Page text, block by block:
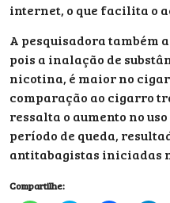
internet, o que facilita o
A pesquisadora também
pois a inalação de
nicotina, é maior no
comparação ao cigarro
ressalta o aumento no
período de queda,
antitabagistas iniciadas
Compartilhe: